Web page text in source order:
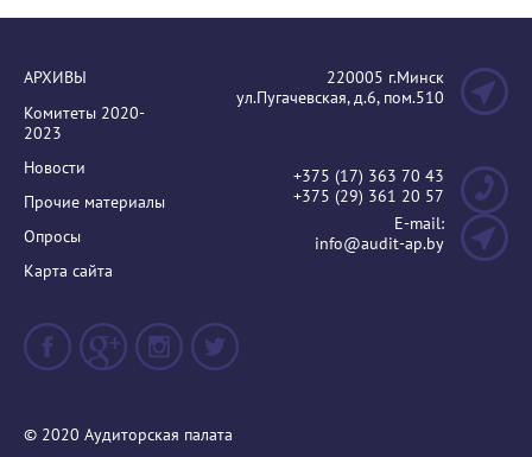
АРХИВЫ
Комитеты 2020-
2023
Новости
Прочие материалы
Опросы
Карта сайта
220005 г.Минск
ул.Пугачевская, д.6, пом.510
+375 (17) 363 70 43
+375 (29) 361 20 57
E-mail:
info@audit-ap.by
© 2020 Аудиторская палата